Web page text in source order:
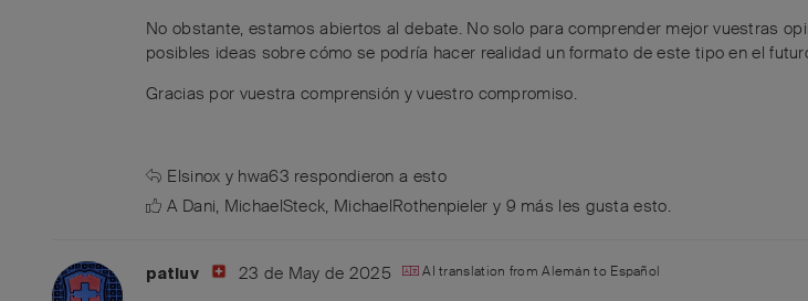
No obstante, estamos abiertos al debate. No solo para comprender mejor vuestras
posibles ideas sobre cómo se podría hacer realidad un formato de este tipo en el
Gracias por vuestra comprensión y vuestro compromiso.
Elsinox y hwa63 respondieron a esto
A Dani, MichaelSteck, MichaelRothenpieler y 9 más les gusta esto.
patluv 23 de May de 2025 AI translation fromAlemán to Español